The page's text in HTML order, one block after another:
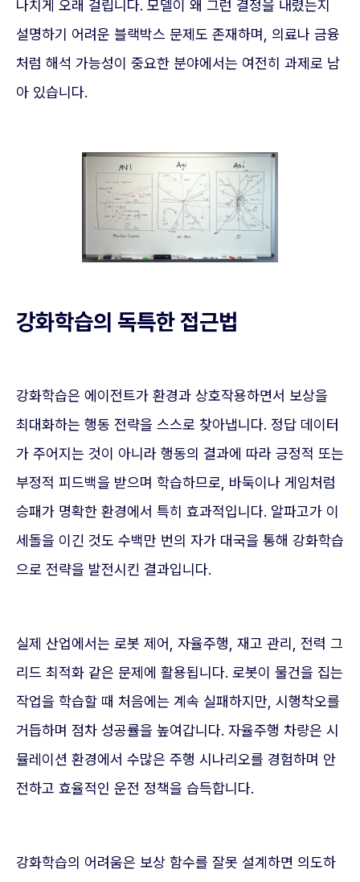
나치게 오래 걸립니다. 모델이 왜 그런 결정을 내렸는지
설명하기 어려운 블랙박스 문제도 존재하며, 의료나 금융
처럼 해석 가능성이 중요한 분야에서는 여전히 과제로 남
아 있습니다.
강화학습의 독특한 접근법
강화학습은 에이전트가 환경과 상호작용하면서 보상을
최대화하는 행동 전략을 스스로 찾아냅니다. 정답 데이터
가 주어지는 것이 아니라 행동의 결과에 따라 긍정적 또는
부정적 피드백을 받으며 학습하므로, 바둑이나 게임처럼
승패가 명확한 환경에서 특히 효과적입니다. 알파고가 이
세돌을 이긴 것도 수백만 번의 자가 대국을 통해 강화학습
으로 전략을 발전시킨 결과입니다.
실제 산업에서는 로봇 제어, 자율주행, 재고 관리, 전력 그
리드 최적화 같은 문제에 활용됩니다. 로봇이 물건을 집는
작업을 학습할 때 처음에는 계속 실패하지만, 시행착오를
거듭하며 점차 성공률을 높여갑니다. 자율주행 차량은 시
뮬레이션 환경에서 수많은 주행 시나리오를 경험하며 안
전하고 효율적인 운전 정책을 습득합니다.
강화학습의 어려움은 보상 함수를 잘못 설계하면 의도하